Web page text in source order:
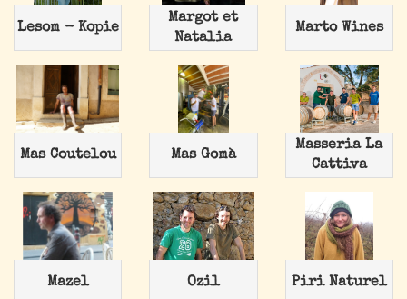
Lesom - Kopie
Margot et
Natalia
Marto Wines
Mas Coutelou Mas Gomà
Masseria La
Cattiva
Mazel Ozil Piri Naturel